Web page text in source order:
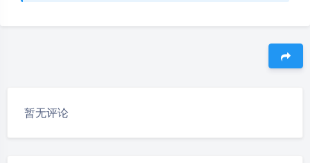
暂无评论